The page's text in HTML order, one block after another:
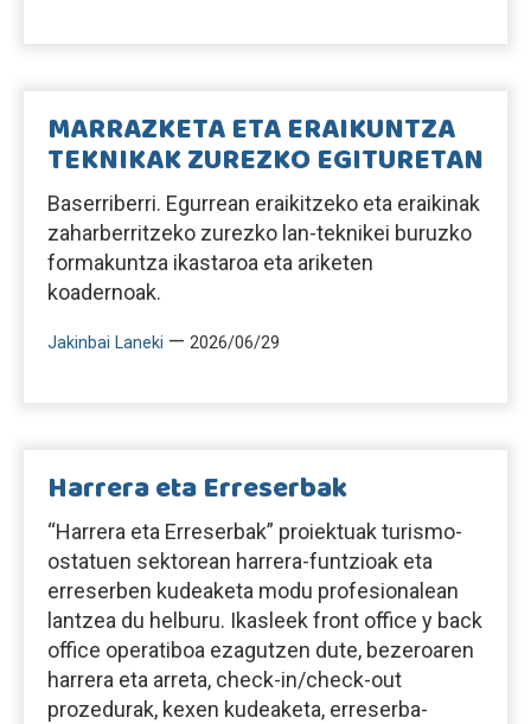
MARRAZKETA ETA ERAIKUNTZA
TEKNIKAK ZUREZKO EGITURETAN
Baserriberri. Egurrean eraikitzeko eta eraikinak
zaharberritzeko zurezko lan-teknikei buruzko
formakuntza ikastaroa eta ariketen
koadernoak.
Jakinbai Laneki — 2026/06/29
Harrera eta Erreserbak
“Harrera eta Erreserbak” proiektuak turismo-
ostatuen sektorean harrera-funtzioak eta
erreserben kudeaketa modu profesionalean
lantzea du helburu. Ikasleek front office y back
office operatiboa ezagutzen dute, bezeroaren
harrera eta arreta, check-in/check-out
prozedurak, kexen kudeaketa, erreserba-